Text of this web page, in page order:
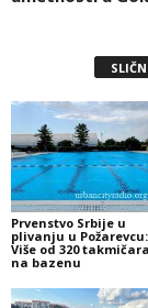
Prvenstvo Srbije u
plivanju u Požarevcu:
Više od 320 takmičara
na bazenu